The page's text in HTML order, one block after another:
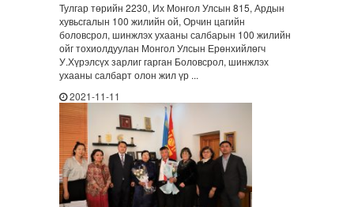
Тулгар төрийн 2230, Их Монгол Улсын 815, Ардын
хувьсгалын 100 жилийн ой, Орчин цагийн
боловсрол, шинжлэх ухааны салбарын 100 жилийн
ойг тохиолдуулан Монгол Улсын Ерөнхийлөгч
У.Хүрэлсүх зарлиг гарган Боловсрол, шинжлэх
ухааны салбарт олон жил үр ...
2021-11-11